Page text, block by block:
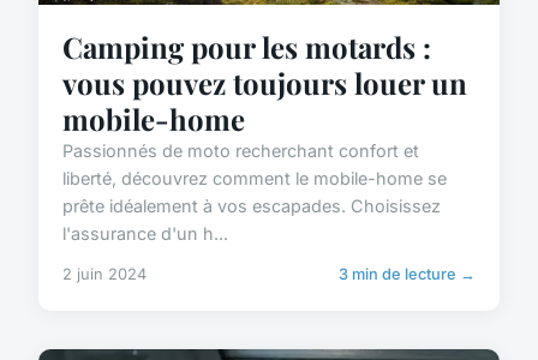
Camping pour les motards :
vous pouvez toujours louer un
mobile-home
Passionnés de moto recherchant confort et
liberté, découvrez comment le mobile-home se
prête idéalement à vos escapades. Choisissez
l'assurance d'un h...
2 juin 2024 3 min de lecture →